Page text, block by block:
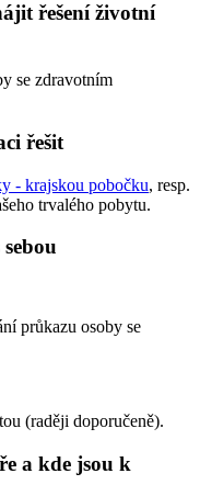
řešení životní
se zdravotním
řešit
- krajskou pobočku, resp.
trvalého pobytu.
průkazu osoby se
(raději doporučeně).
a kde jsou k